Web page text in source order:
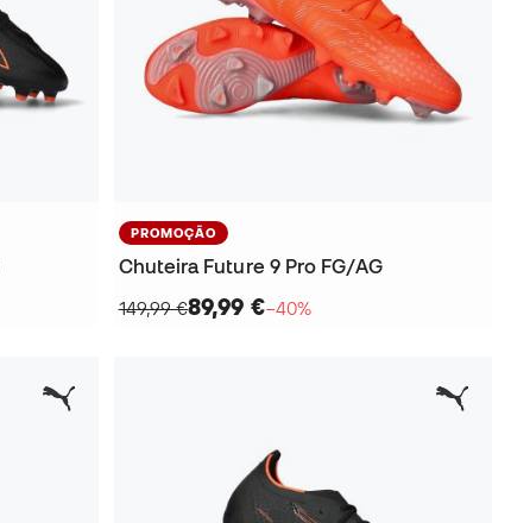
PROMOÇÃO
Chuteira Future 9 Pro FG/AG
149,99 €89,99 €−40%